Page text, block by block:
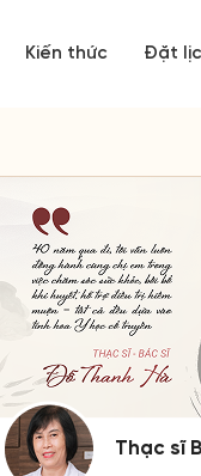
Kiến thức Đặt
Thạc sĩ